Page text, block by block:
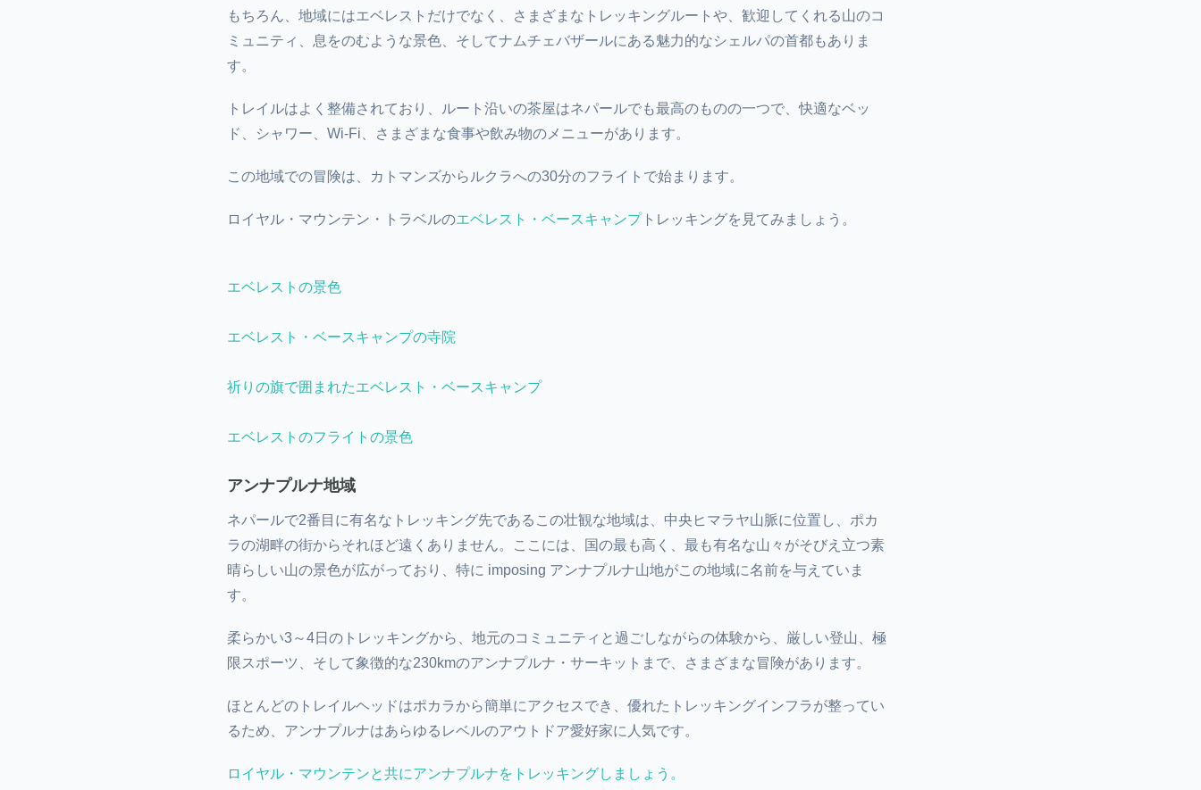
もちろん、地域にはエベレストだけでなく、さまざまなトレッキングルートや、歓迎してくれる山のコ
ミュニティ、息をのむような景色、そしてナムチェバザールにある魅力的なシェルパの首都もありま
す。
トレイルはよく整備されており、ルート沿いの茶屋はネパールでも最高のものの一つで、快適なベッ
ド、シャワー、Wi-Fi、さまざまな食事や飲み物のメニューがあります。
この地域での冒険は、カトマンズからルクラへの30分のフライトで始まります。
ロイヤル・マウンテン・トラベルのエベレスト・ベースキャンプトレッキングを見てみましょう。
エベレストの景色
エベレスト・ベースキャンプの寺院
祈りの旗で囲まれたエベレスト・ベースキャンプ
エベレストのフライトの景色
アンナプルナ地域
ネパールで2番目に有名なトレッキング先であるこの壮観な地域は、中央ヒマラヤ山脈に位置し、ポカ
ラの湖畔の街からそれほど遠くありません。ここには、国の最も高く、最も有名な山々がそびえ立つ素
晴らしい山の景色が広がっており、特に imposing アンナプルナ山地がこの地域に名前を与えていま
す。
柔らかい3～4日のトレッキングから、地元のコミュニティと過ごしながらの体験から、厳しい登山、極
限スポーツ、そして象徴的な230kmのアンナプルナ・サーキットまで、さまざまな冒険があります。
ほとんどのトレイルヘッドはポカラから簡単にアクセスでき、優れたトレッキングインフラが整ってい
るため、アンナプルナはあらゆるレベルのアウトドア愛好家に人気です。
ロイヤル・マウンテンと共にアンナプルナをトレッキングしましょう。